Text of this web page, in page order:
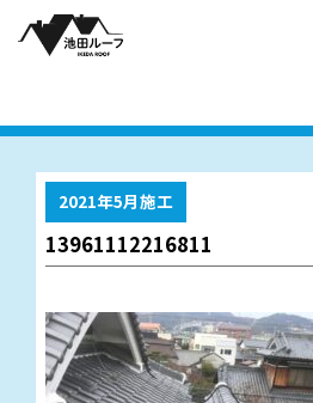
2021年5月施工
13961112216811